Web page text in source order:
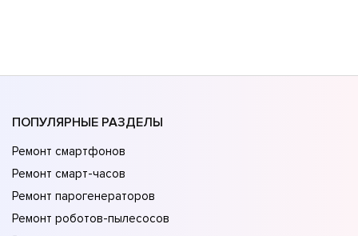
ПОПУЛЯРНЫЕ РАЗДЕЛЫ
Ремонт смартфонов
Ремонт смарт-часов
Ремонт парогенераторов
Ремонт роботов-пылесосов